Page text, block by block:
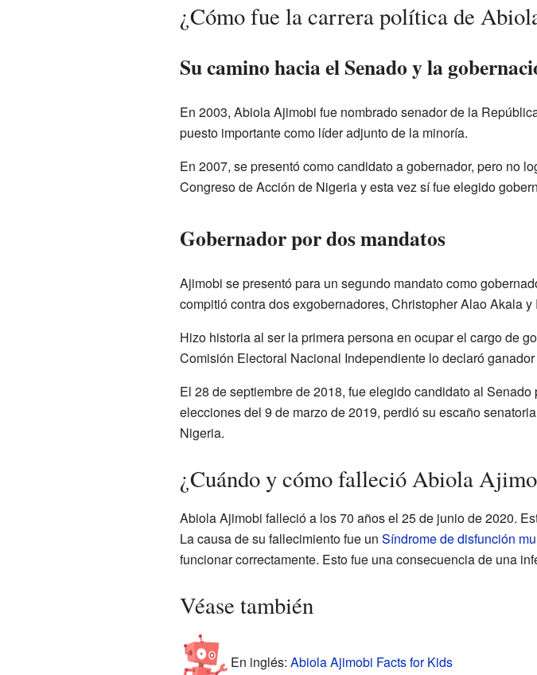
¿Cómo fue la carrera política de
Su camino hacia el Senado y la
En 2003, Abiola Ajimobi fue nombrado senador de la
puesto importante como líder adjunto de la minoría.
En 2007, se presentó como candidato a gobernador, pero no
Congreso de Acción de Nigeria y esta vez sí fue elegido
Gobernador por dos mandatos
Ajimobi se presentó para un segundo mandato como
compitió contra dos exgobernadores, Christopher Alao Akala
Hizo historia al ser la primera persona en ocupar el cargo de
Comisión Electoral Nacional Independiente lo declaró
El 28 de septiembre de 2018, fue elegido candidato al
elecciones del 9 de marzo de 2019, perdió su escaño
Nigeria.
¿Cuándo y cómo falleció Abiola
Abiola Ajimobi falleció a los 70 años el 25 de junio de 2020.
La causa de su fallecimiento fue un Síndrome de disfunción
funcionar correctamente. Esto fue una consecuencia de una
Véase también
En inglés: Abiola Ajimobi Facts for Kids